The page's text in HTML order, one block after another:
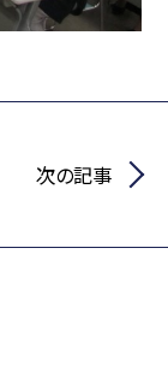
次の記事